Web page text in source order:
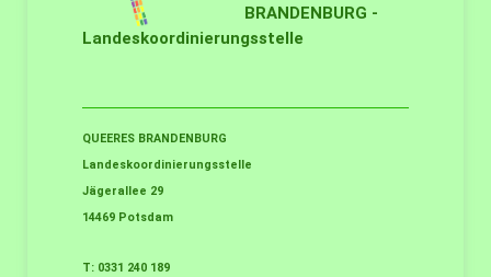
BRANDENBURG -
Landeskoordinierungsstelle
QUEERES BRANDENBURG
Landeskoordinierungsstelle
Jägerallee 29
14469 Potsdam
T: 0331 240 189